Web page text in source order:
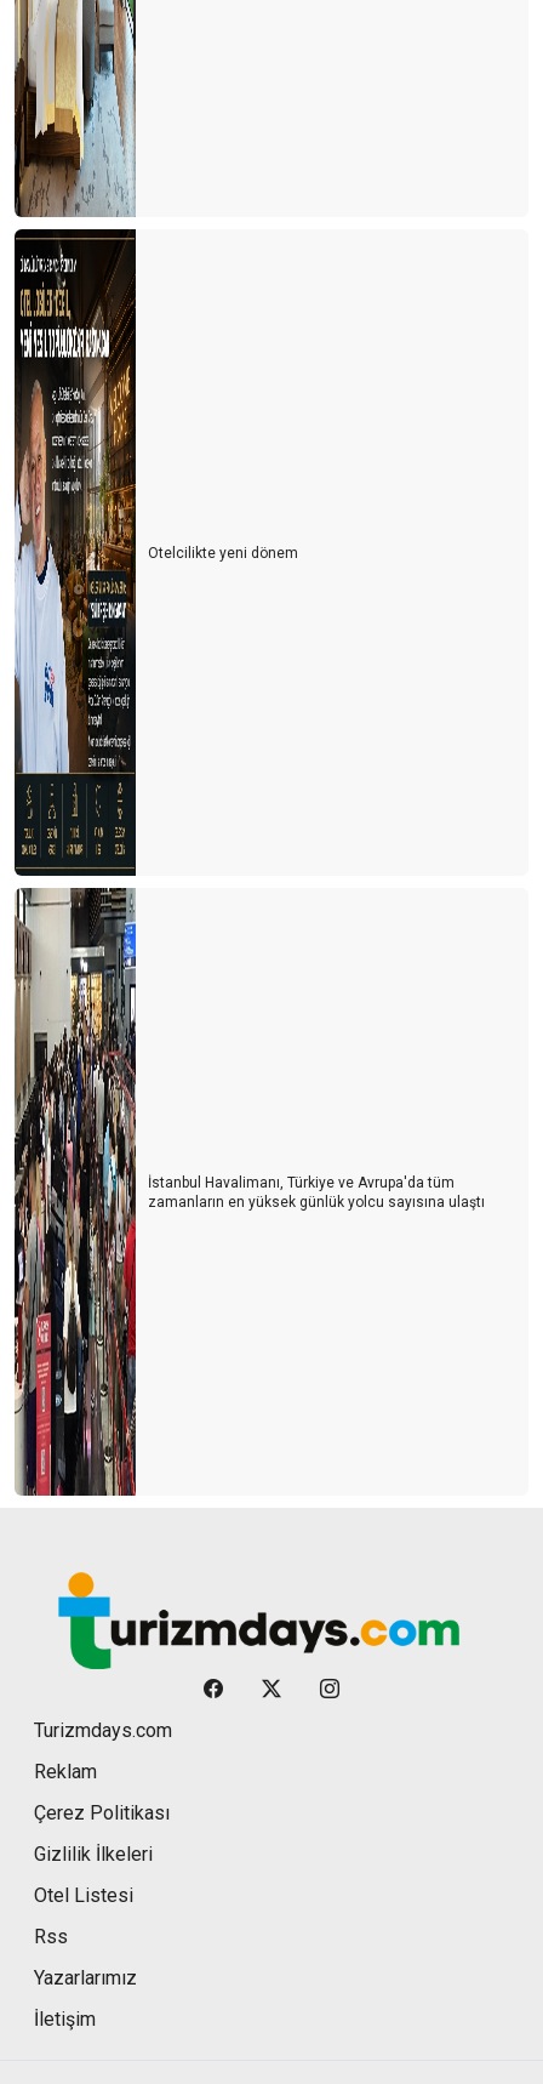
Otelcilikte yeni dönem
İstanbul Havalimanı, Türkiye ve Avrupa'da tüm
zamanların en yüksek günlük yolcu sayısına ulaştı
Turizmdays.com
Reklam
Çerez Politikası
Gizlilik İlkeleri
Otel Listesi
Rss
Yazarlarımız
İletişim